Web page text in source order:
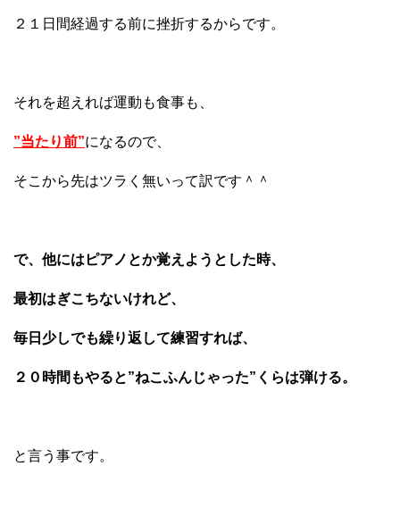
２１日間経過する前に挫折するからです。
それを超えれば運動も食事も、
”当たり前”になるので、
そこから先はツラく無いって訳です＾＾
で、他にはピアノとか覚えようとした時、
最初はぎこちないけれど、
毎日少しでも繰り返して練習すれば、
２０時間もやると”ねこふんじゃった”くらは弾ける。
と言う事です。